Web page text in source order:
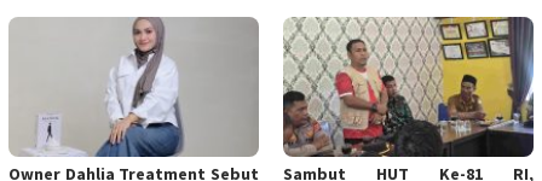
Owner Dahlia Treatment Sebut Sambut HUT Ke-81 RI,